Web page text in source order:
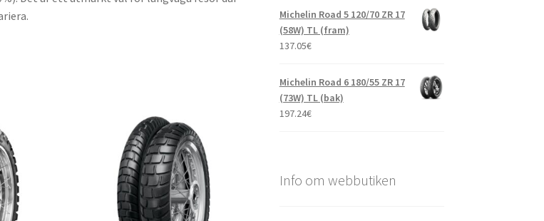
Michelin Road 5 120/70 ZR 17
(58W) TL (fram)
137.05€
Michelin Road 6 180/55 ZR 17
(73W) TL (bak)
197.24€
Info om webbutiken